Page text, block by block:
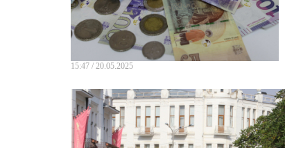
15:47 / 20.05.2025